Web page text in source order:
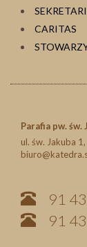
CARITAS
Parafia pw. św.
ul. św. Jakuba
91
91